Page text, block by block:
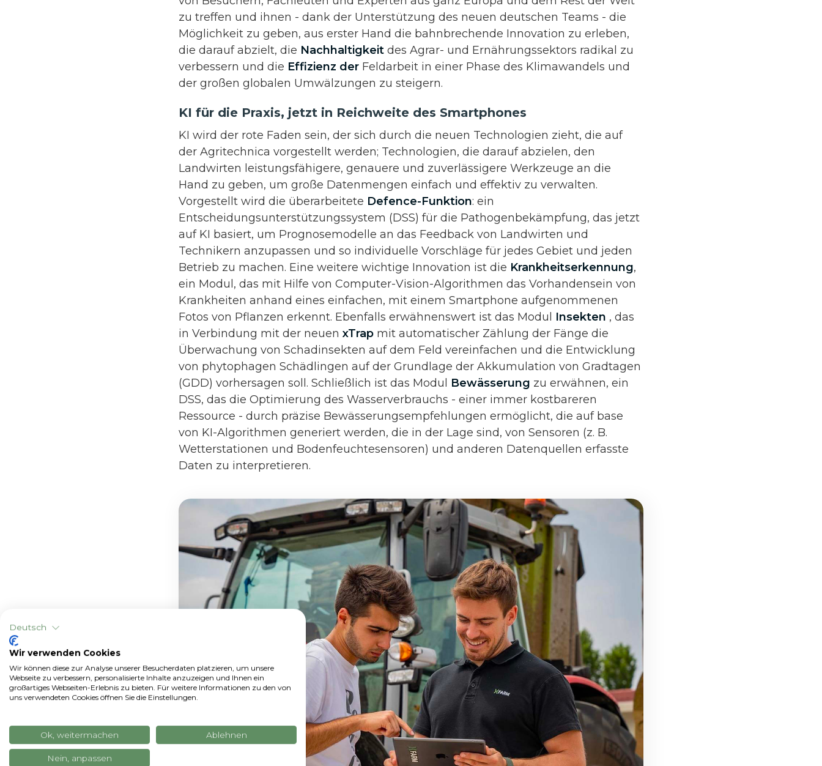
zu treffen und ihnen - dank der Unterstützung des neuen deutschen Teams - die
Möglichkeit zu geben, aus erster Hand die bahnbrechende Innovation zu erleben,
die darauf abzielt, die Nachhaltigkeit des Agrar- und Ernährungssektors radikal zu
verbessern und die Effizienz der Feldarbeit in einer Phase des Klimawandels und
der großen globalen Umwälzungen zu steigern.
KI für die Praxis, jetzt in Reichweite des Smartphones
KI wird der rote Faden sein, der sich durch die neuen Technologien zieht, die auf
der Agritechnica vorgestellt werden; Technologien, die darauf abzielen, den
Landwirten leistungsfähigere, genauere und zuverlässigere Werkzeuge an die
Hand zu geben, um große Datenmengen einfach und effektiv zu verwalten.
Vorgestellt wird die überarbeitete Defence-Funktion: ein
Entscheidungsunterstützungssystem (DSS) für die Pathogenbekämpfung, das jetzt
auf KI basiert, um Prognosemodelle an das Feedback von Landwirten und
Technikern anzupassen und so individuelle Vorschläge für jedes Gebiet und jeden
Betrieb zu machen. Eine weitere wichtige Innovation ist die Krankheitserkennung,
ein Modul, das mit Hilfe von Computer-Vision-Algorithmen das Vorhandensein von
Krankheiten anhand eines einfachen, mit einem Smartphone aufgenommenen
Fotos von Pflanzen erkennt. Ebenfalls erwähnenswert ist das Modul Insekten , das
in Verbindung mit der neuen xTrap mit automatischer Zählung der Fänge die
Überwachung von Schadinsekten auf dem Feld vereinfachen und die Entwicklung
von phytophagen Schädlingen auf der Grundlage der Akkumulation von Gradtagen
(GDD) vorhersagen soll. Schließlich ist das Modul Bewässerung zu erwähnen, ein
DSS, das die Optimierung des Wasserverbrauchs - einer immer kostbareren
Ressource - durch präzise Bewässerungsempfehlungen ermöglicht, die auf base
von KI-Algorithmen generiert werden, die in der Lage sind, von Sensoren (z. B.
Wetterstationen und Bodenfeuchtesensoren) und anderen Datenquellen erfasste
Daten zu interpretieren.
Deutsch
Wir verwenden Cookies
Wir können diese zur Analyse unserer Besucherdaten platzieren, um unsere
Webseite zu verbessern, personalisierte Inhalte anzuzeigen und Ihnen ein
großartiges Webseiten-Erlebnis zu bieten. Für weitere Informationen zu den von
uns verwendeten Cookies öffnen Sie die Einstellungen.
Ok, weitermachen Ablehnen
Nein, anpassen